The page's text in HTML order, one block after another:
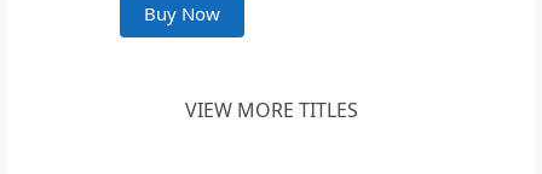
Buy Now
VIEW MORE TITLES